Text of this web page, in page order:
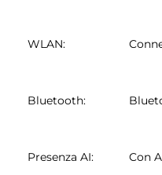
WLAN:
Bluetooth:
Presenza AI: Con